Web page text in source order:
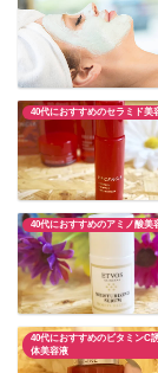
40代におすすめのセラミド美
40代におすすめのアミノ酸美
40代におすすめのビタミンC
体美容液